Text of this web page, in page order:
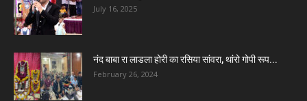
July 16, 2025
नंद बाबा रा लाडला होरी का रसिया सांवरा, थांरो गोपी रूप...
February 26, 2024